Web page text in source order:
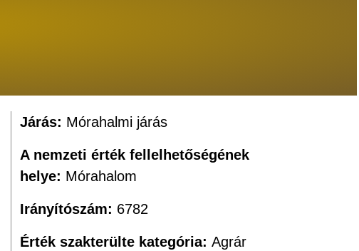
Járás: Mórahalmi járás
A nemzeti érték fellelhetőségének
helye: Mórahalom
Irányítószám: 6782
Érték szakterülte kategória: Agrár